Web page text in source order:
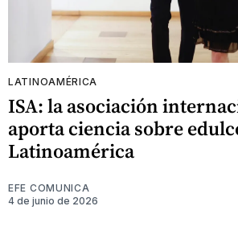
LATINOAMÉRICA
ISA: la asociación
aporta ciencia sobre
Latinoamérica
EFE COMUNICA
4 de junio de 2026